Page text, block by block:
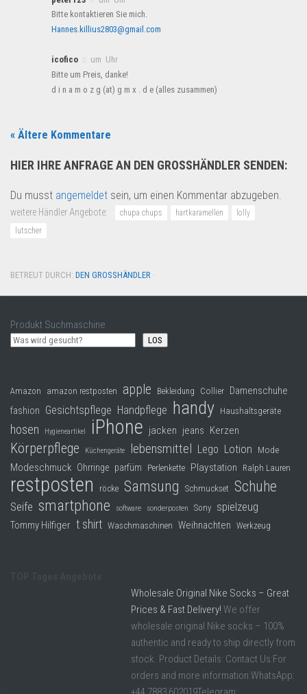
Bitte kontaktieren Sie mich.
Hannes.killius2803@gmail.com
icofico
um Uhr
Bitte um Preis, danke!
d i n a m o z g (at) g m x . d e (alles zusammen)
« Ältere Kommentare
HIER IHRE ANFRAGE AN DEN GROSSHÄNDLER SENDEN:
Du musst angemeldet sein, um einen Kommentar abzugeben.
weitere Händler Angebote: chupa chups hartkaramellen
lolly
lutscher
BETREUT DURCH: DEN GROSSHÄNDLER ·
Produkt Suchmaschine
LOS
Amazon amazon restposten apple Bekleidung Collier Damenschuhe
fashion Gesichtspflege Handpflege handy Haushaltsgeräte
hosen Hygieneartikel iPhone jacken jeans Kerzen
Körperpflege Küchengeräte lebensmittel Lego Lotion Mode
Modeschmuck Ohrringe parfüm Perlenkette Playstation Ralph Lauren
restposten röcke Samsung Schmuckset Schuhe
Seife smartphone software sonderposten Sony spielzeug
Tommy Hilfiger t shirt Waschmaschinen Weihnachten Werkzeug
Wholesale Original Nike Socks – Great
Prices & Fast Delivery! We offer
wholesale original Nike socks – 100%
authentic and ready to ship directly from
stock. Product Details: Contact Us:For
orders and more information:WhatsApp: